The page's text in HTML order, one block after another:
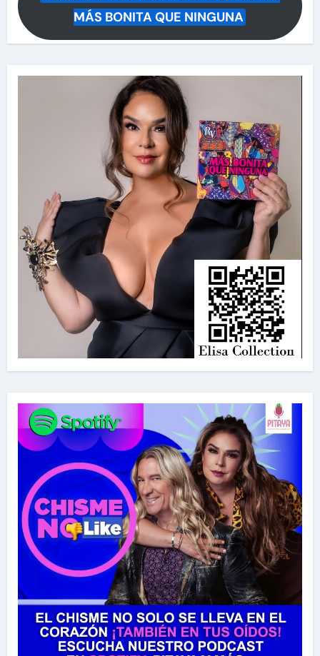
MÁS BONITA QUE NINGUNA